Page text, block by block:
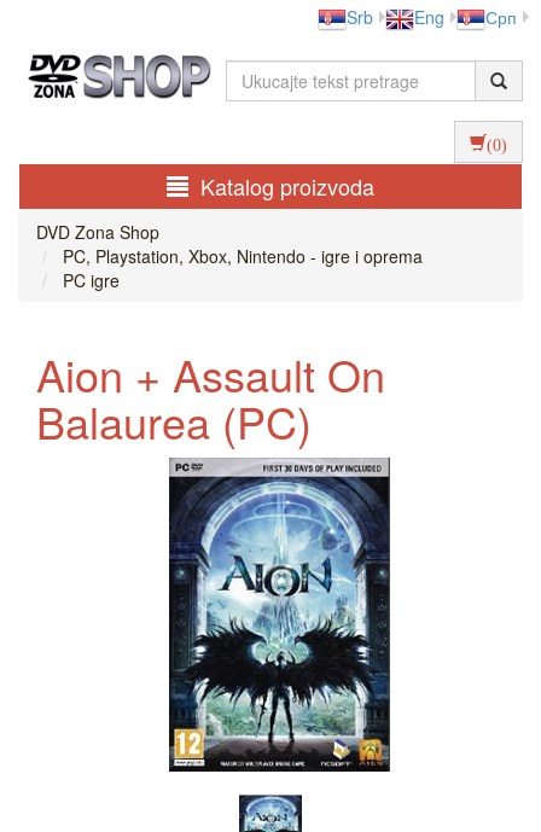
Srb Eng Срп
(0)
Katalog proizvoda
DVD Zona Shop
PC, Playstation, Xbox, Nintendo - igre i oprema
PC igre
Aion + Assault On
Balaurea (PC)